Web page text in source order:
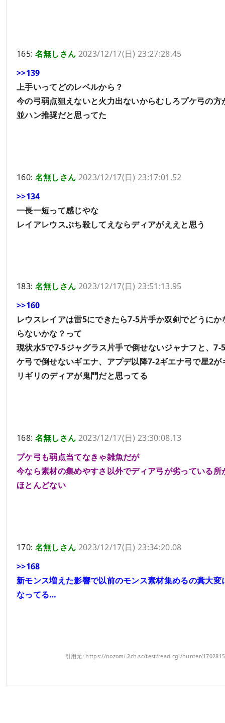
165: 名無しさん 2023/12/17(日) 23:27:28.45
>>139
上手いってどのレベルから？
今の弓弱点狙えないと火力出ないからむしろプケ弓の方
並ハン推奨だと思ってた
160: 名無しさん 2023/12/17(日) 23:17:01.52
>>134
一長一短って感じやな
レイアレウスぶち殺してえならディアがええと思う
183: 名無しさん 2023/12/17(日) 23:51:13.95
>>160
レウスレイアは雷5にできたら7-5片手か双剣でどうにか
らないかな？って
現状水5で7-5ジャグラス片手で倒せないジャナフと、7-
ケ弓で倒せないギエナ、アプデ以降7-2ギエナ弓で星2が
リギリのディアが鬼門だと思ってる
168: 名無しさん 2023/12/17(日) 23:30:08.13
プケ弓も弱点当てなきゃ雑魚だが
今なら素材の集めやすさ以外でディア弓が劣っている所
ほとんどない
170: 名無しさん 2023/12/17(日) 23:34:20.08
>>168
新モンス増えた影響で以前のモンス素材集めるの糞大変
なってる…
引用元: https://nozomi.2ch.sc/test/read.cgi/hunter/